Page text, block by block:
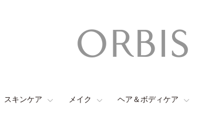
スキンケア メイク ヘア＆ボディケア